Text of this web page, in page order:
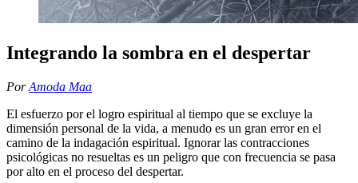
Integrando la sombra en el despertar
PorAmoda Maa
El esfuerzo por el logro espiritual al tiempo que se excluye la
dimensión personal de la vida, a menudo es un gran error en el
camino de la indagación espiritual. Ignorar las contracciones
psicológicas no resueltas es un peligro que con frecuencia se pasa
por alto en el proceso del despertar.